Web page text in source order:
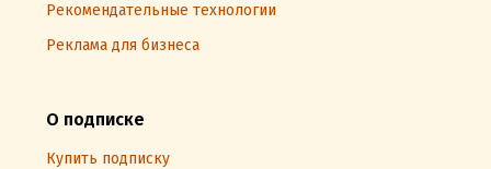
Рекомендательные технологии
Реклама для бизнеса
О подписке
Купить подписку